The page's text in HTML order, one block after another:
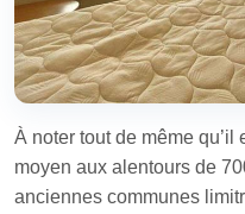
À noter tout de même qu’il
moyen aux alentours de
anciennes communes